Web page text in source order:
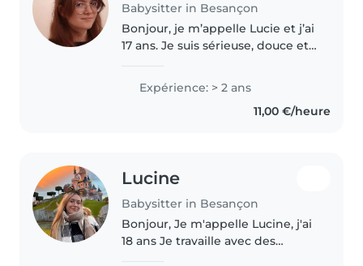
Babysitter in Besançon
Bonjour, je m’appelle Lucie et j’ai
17 ans. Je suis sérieuse, douce et
souvent de l'orgami, de la
couture, des dessins, de la
Expérience: > 2 ans
11,00 €/heure
Lucine
Babysitter in Besançon
Bonjour, Je m'appelle Lucine, j'ai
18 ans Je travaille avec des